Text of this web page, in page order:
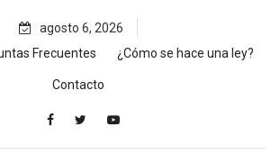
agosto 6, 2026
Frecuentes ¿Cómo se hace una ley?
Contacto